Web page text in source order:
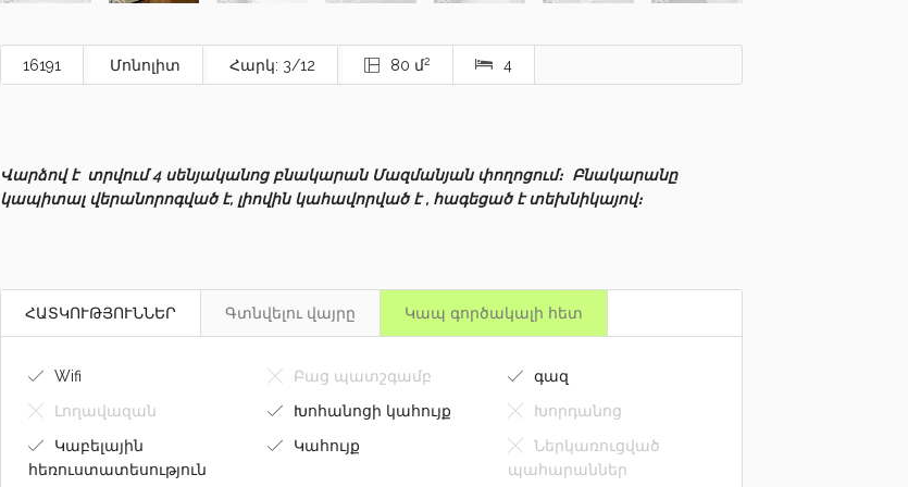
16191 Մոնոլիտ Հարկ: 3/12 80 մ2 4
Վարձով է տրվում 4 սենյականոց բնակարան Մազմանյան փողոցում։ Բնակարանը
կապիտալ վերանորոգված է, լիովին կահավորված է , հագեցած է տեխնիկայով։
ՀԱՏԿՈՒԹՅՈՒՆՆԵՐ Գտնվելու վայրը Կապ գործակալի հետ
Wifi Բաց պատշգամբ
գազ
Լողավազան
Խոհանոցի կահույք
Խորդանոց
Կաբելային
հեռուստատեսություն
Կահույք
Ներկառուցված
պահարաններ